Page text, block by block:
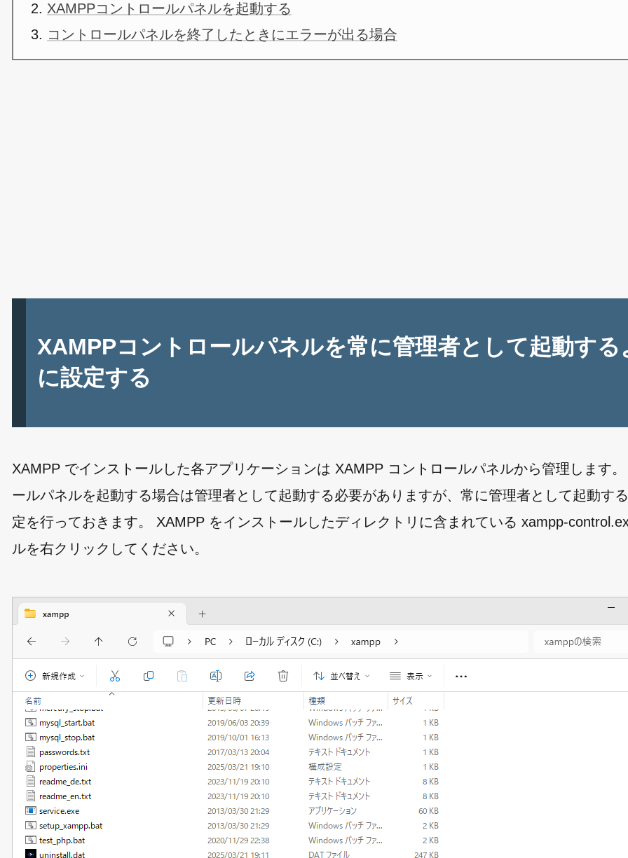
XAMPPコントロールパネルを起動する
コントロールパネルを終了したときにエラーが出る場合
XAMPPコントロールパネルを常に管理者として起動する
に設定する
XAMPP でインストールした各アプリケーションは XAMPP コントロールパネルから管理します
ールパネルを起動する場合は管理者として起動する必要がありますが、常に管理者として起動す
定を行っておきます。 XAMPP をインストールしたディレクトリに含まれている xampp-
ルを右クリックしてください。